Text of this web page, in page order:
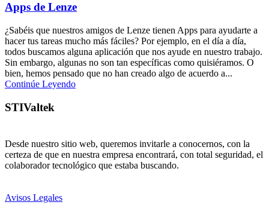
Apps de Lenze
¿Sabéis que nuestros amigos de Lenze tienen Apps para ayudarte a
hacer tus tareas mucho más fáciles? Por ejemplo, en el día a día,
todos buscamos alguna aplicación que nos ayude en nuestro trabajo.
Sin embargo, algunas no son tan específicas como quisiéramos. O
bien, hemos pensado que no han creado algo de acuerdo a...
Continúe Leyendo
STIValtek
Desde nuestro sitio web, queremos invitarle a conocernos, con la
certeza de que en nuestra empresa encontrará, con total seguridad, el
colaborador tecnológico que estaba buscando.
Avisos Legales